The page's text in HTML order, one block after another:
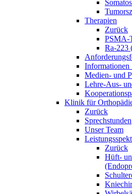
Therapien
Zurück
PSMA-
Ra-
Informationen
Medien- und
Lehre-Aus-
Klinik für
Zurück
Sprechstunden
Unser Team
Zurück
Hüft-